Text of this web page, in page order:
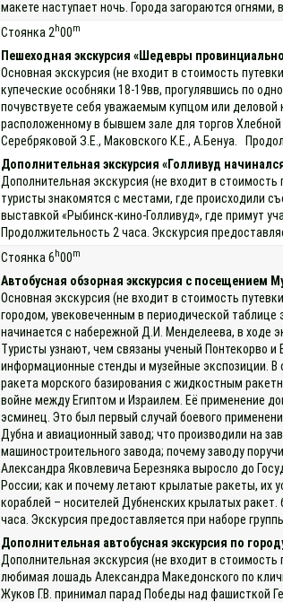
макете наступает ночь. Города загораются
Стоянка 2 h00m
Пешеходная экскурсия «Шедевры
Основная экскурсия (не входит в стоимость
купеческие особняки 18-19вв, прогулявшись по
почувствуете себя уважаемым купцом или деловой
расположенному в бывшем зале для торгов
Серебряковой З.Е., Маковского К.Е., А.Бенуа.
Дополнительная экскурсия «Голливуд
Дополнительная экскурсия (не входит в
туристы знакомятся с местами, где происходили
выставкой «Рыбинск-кино-Голливуд», где примут
Продолжительность 2 часа. Экскурсия
Стоянка 6 h00m
Автобусная обзорная экскурсия с посещением
Основная экскурсия (не входит в стоимость
городом, увековеченным в периодической
начинается с набережной Д.И. Менделеева, в ходе
Туристы узнают, чем связаны ученый Понтекорво
информационные стенды и музейные экспозиции. В
ракета морского базирования с жидкостным
войне между Египтом и Израилем. Её применение
эсминец. Это был первый случай боевого
Дубна и авиационный завод; что производили на
машиностроительного завода; почему заводу
Александра Яковлевича Березняка выросло до
России; как и почему летают крылатые ракеты, их
кораблей – носителей Дубненских крылатых
часа. Экскурсия предоставляется при наборе
Дополнительная автобусная экскурсия по
Дополнительная экскурсия (не входит в
любимая лошадь Александра Македонского по
Жуков Г.В. принимал парад Победы над фашисткой